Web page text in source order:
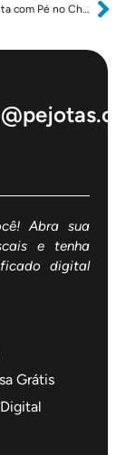
Abra sua
e tenha
digital
Grátis